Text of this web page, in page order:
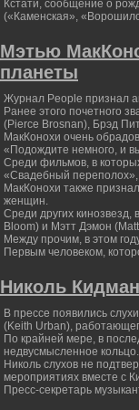
Кстати, сообщение о
(«Каменская»,
Мэтью
планеты
Журнал People признал
Ранее этого почетного
(Pierce Brosnan), Брэд
МакКонохи очень
«Подождите немного, и
Среди фильмов, в
«Свадебный
МакКонохи также
женщин.
Среди других
Bloom) и Мэтт Дэмон
Между прочим, в этом
Первым человеком,
Николь
В прессе появились
(Keith Urban),
По крайней мере, в
недвусмысленное кольцо.
Николь слухов не
мероприятиях вместе с
Пресс-секретарь